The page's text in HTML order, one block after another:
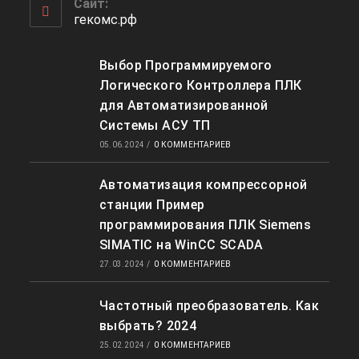
Сайт:
гекомс.рф
Выбор Программируемого
Логического Контроллера ПЛК
для Автоматизированной
Системы АСУ ТП
05.06.2024 / 0 КОММЕНТАРИЕВ
Автоматизация компрессорной
станции Пример
программирования ПЛК Siemens
SIMATIC на WinCC SCADA
27.03.2024 / 0 КОММЕНТАРИЕВ
Частотный преобразователь. Как
выбрать? 2024
25.02.2024 / 0 КОММЕНТАРИЕВ